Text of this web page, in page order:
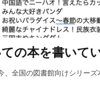
の本を書いて
、全国の図書館向けシリー